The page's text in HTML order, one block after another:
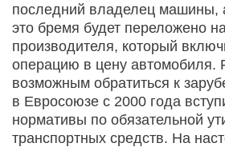
последний владелец машины,
это бремя будет переложено
производителя, который
операцию в цену автомобиля.
возможным обратиться к
в Евросоюзе с 2000 года
нормативы по обязательной
транспортных средств. На